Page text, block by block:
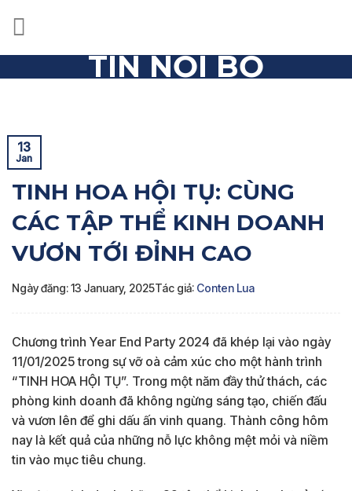
TIN NỘI BỘ
13
Jan
TINH HOA HỘI TỤ: CÙNG
CÁC TẬP THỂ KINH DOANH
VƯƠN TỚI ĐỈNH CAO
Ngày đăng: 13 January, 2025Tác giả: Conten Lua
Chương trình Year End Party 2024 đã khép lại vào ngày
11/01/2025 trong sự vỡ oà cảm xúc cho một hành trình
“TINH HOA HỘI TỤ”. Trong một năm đầy thử thách, các
phòng kinh doanh đã không ngừng sáng tạo, chiến đấu
và vươn lên để ghi dấu ấn vinh quang. Thành công hôm
nay là kết quả của những nỗ lực không mệt mỏi và niềm
tin vào mục tiêu chung.